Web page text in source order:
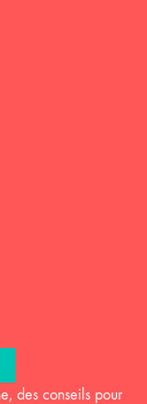
des conseils pour